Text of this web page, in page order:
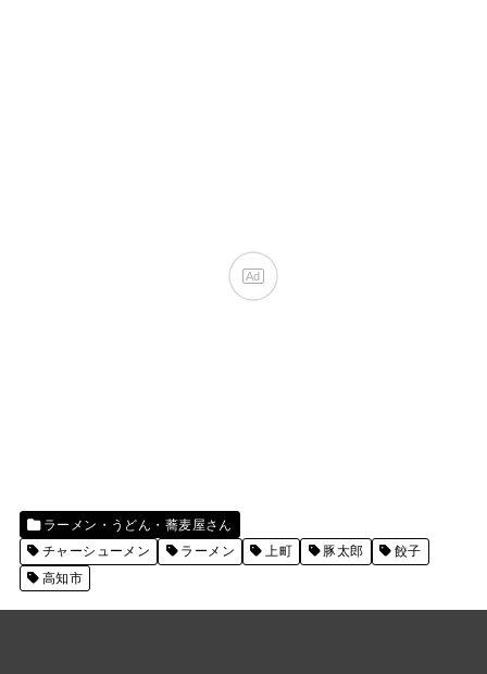
ラーメン・うどん・蕎麦屋さん
チャーシューメン
ラーメン 上町 豚太郎
餃子
高知市